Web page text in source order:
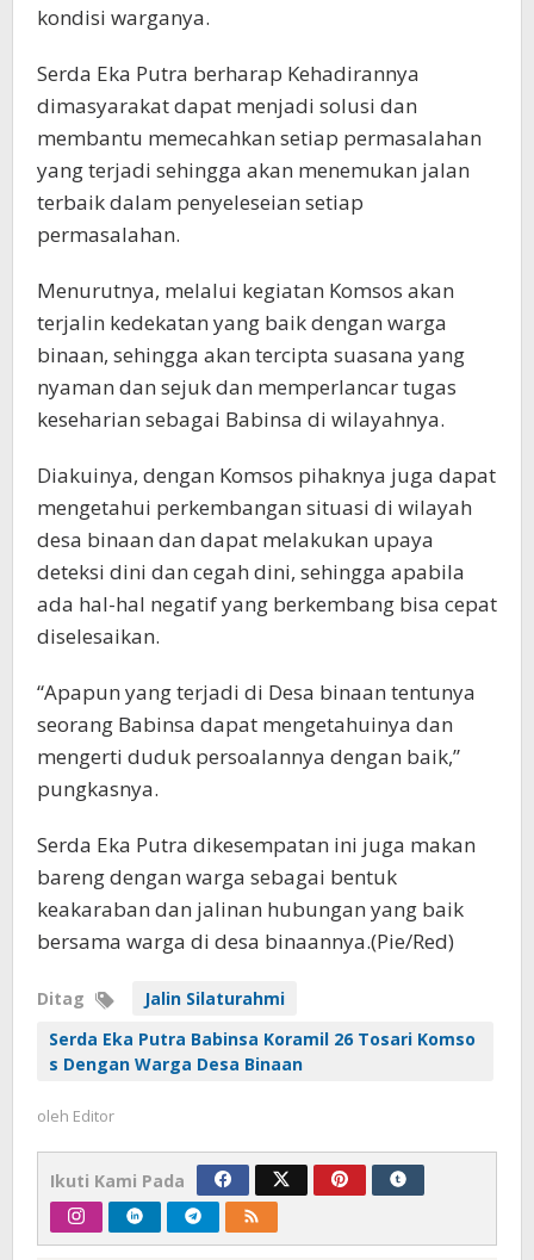
kondisi warganya.
Serda Eka Putra berharap Kehadirannya
dimasyarakat dapat menjadi solusi dan
membantu memecahkan setiap permasalahan
yang terjadi sehingga akan menemukan jalan
terbaik dalam penyeleseian setiap
permasalahan.
Menurutnya, melalui kegiatan Komsos akan
terjalin kedekatan yang baik dengan warga
binaan, sehingga akan tercipta suasana yang
nyaman dan sejuk dan memperlancar tugas
keseharian sebagai Babinsa di wilayahnya.
Diakuinya, dengan Komsos pihaknya juga dapat
mengetahui perkembangan situasi di wilayah
desa binaan dan dapat melakukan upaya
deteksi dini dan cegah dini, sehingga apabila
ada hal-hal negatif yang berkembang bisa cepat
diselesaikan.
“Apapun yang terjadi di Desa binaan tentunya
seorang Babinsa dapat mengetahuinya dan
mengerti duduk persoalannya dengan baik,”
pungkasnya.
Serda Eka Putra dikesempatan ini juga makan
bareng dengan warga sebagai bentuk
keakaraban dan jalinan hubungan yang baik
bersama warga di desa binaannya.(Pie/Red)
Ditag
Jalin Silaturahmi
Serda Eka Putra Babinsa Koramil 26 Tosari Komso
s Dengan Warga Desa Binaan
oleh Editor
Ikuti Kami Pada